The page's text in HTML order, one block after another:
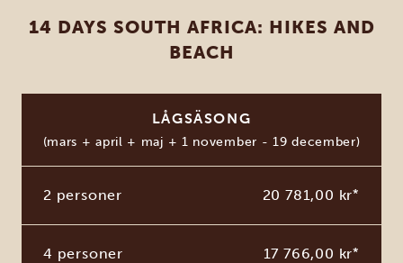
14 DAYS SOUTH AFRICA: HIKES AND
BEACH
LÅGSÄSONG
(mars + april + maj + 1 november - 19 december)
2 personer 20 781,00 kr*
4 personer 17 766,00 kr*